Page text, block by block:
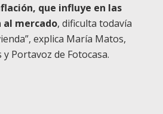
que influye en las
al mercado, dificulta todavía
explica María Matos,
Portavoz de Fotocasa.